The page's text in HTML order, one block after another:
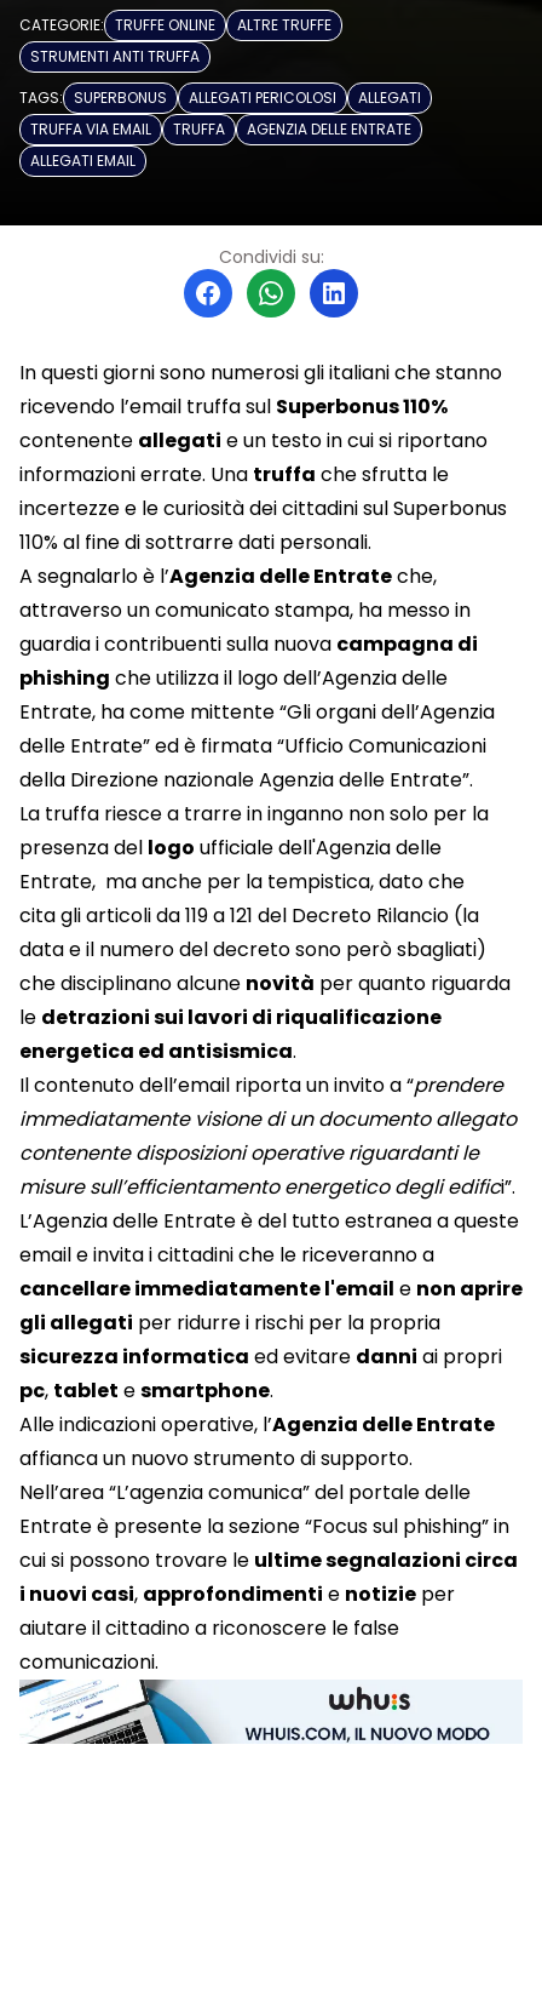
CATEGORIE: TRUFFE ONLINE
ALTRE TRUFFE
STRUMENTI ANTI TRUFFA
TAGS: SUPERBONUS ALLEGATI PERICOLOSI
ALLEGATI
TRUFFA VIA EMAIL
TRUFFA
AGENZIA DELLE ENTRATE
ALLEGATI EMAIL
Condividi su:
In questi giorni sono numerosi gli italiani che stanno
ricevendo l’email truffa sul Superbonus 110%
contenente allegati e un testo in cui si riportano
informazioni errate. Una truffa che sfrutta le
incertezze e le curiosità dei cittadini sul Superbonus
110% al fine di sottrarre dati personali.
A segnalarlo è l’Agenzia delle Entrateche,
attraverso un comunicato stampa, ha messo in
guardia i contribuenti sulla nuova campagna di
phishing che utilizza il logo dell’Agenzia delle
Entrate, ha come mittente “Gli organi dell’Agenzia
delle Entrate” ed è firmata “Ufficio Comunicazioni
della Direzione nazionale Agenzia delle Entrate”.
La truffa riesce a trarre in inganno non solo per la
presenza del logo ufficiale dell'Agenzia delle
Entrate, ma anche per la tempistica, dato che
cita gli articoli da 119 a 121 del Decreto Rilancio (la
data e il numero del decreto sono però sbagliati)
che disciplinano alcune novità per quanto riguarda
le detrazioni sui lavori di riqualificazione
energetica ed antisismica.
Il contenuto dell’email riporta un invito a “prendere
immediatamente visione di un documento allegato
contenente disposizioni operative riguardanti le
misure sull’efficientamento energetico degli edifici”.
L’Agenzia delle Entrate è del tutto estranea a queste
email e invita i cittadini che le riceveranno a
cancellare immediatamente l'email e non aprire
gli allegati per ridurre i rischi per la propria
sicurezza informatica ed evitare danni ai propri
pc, tablet esmartphone.
Alle indicazioni operative, l’Agenzia delle Entrate
affianca un nuovo strumento di supporto.
Nell’area “L’agenzia comunica” del portale delle
Entrate è presente la sezione “Focus sul phishing” in
cui si possono trovare le ultime segnalazioni circa
i nuovi casi, approfondimenti e notizie per
aiutare il cittadino a riconoscere le false
comunicazioni.